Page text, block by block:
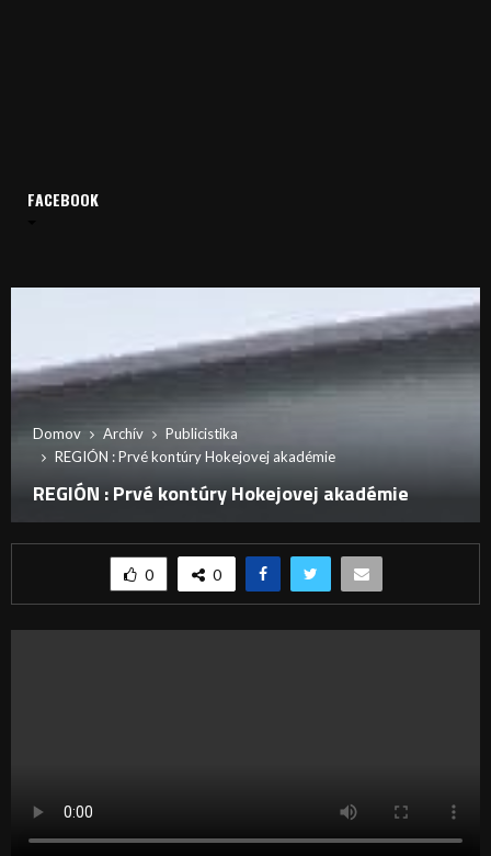
Domov Archív
Publicistika
REGIÓN : Prvé kontúry Hokejovej akadémie
REGIÓN : Prvé kontúry Hokejovej akadémie
0 0
FACEBOOK